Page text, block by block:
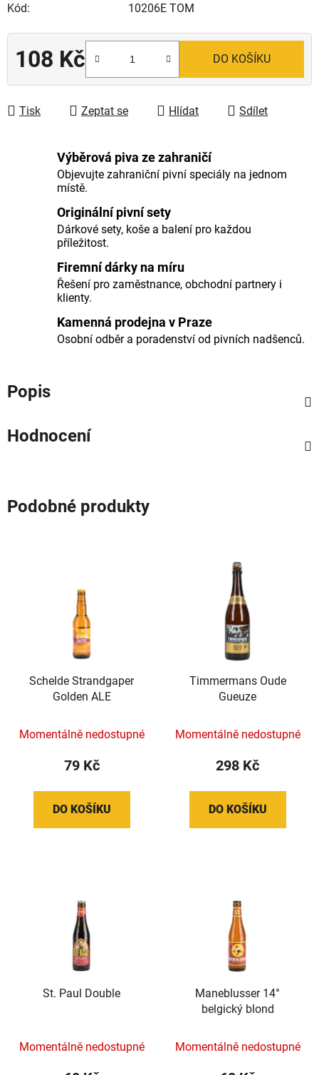
Kód:
10206E TOM
108 Kč DO KOŠÍKU
Tisk Zeptat se Hlídat Sdílet
Výběrová piva ze zahraničí
Objevujte zahraniční pivní speciály na jednom
místě.
Originální pivní sety
Dárkové sety, koše a balení pro každou
příležitost.
Firemní dárky na míru
Řešení pro zaměstnance, obchodní partnery i
klienty.
Kamenná prodejna v Praze
Osobní odběr a poradenství od pivních nadšenců.
Popis
Hodnocení
Podobné produkty
Schelde Strandgaper
Golden ALE
Momentálně nedostupné
79 Kč
DO KOŠÍKU
Timmermans Oude
Gueuze
Momentálně nedostupné
298 Kč
DO KOŠÍKU
St. Paul Double
Momentálně nedostupné
Maneblusser 14°
belgický blond
Momentálně nedostupné